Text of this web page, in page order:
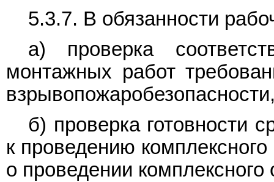
5.3.7. В обязанности
а) проверка
монтажных работ
б) проверка готовности
к проведению
о проведении